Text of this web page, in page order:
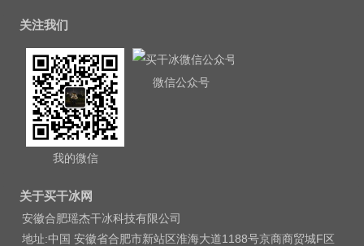
关注我们
我的微信
微信公众号
关于买干冰网
安徽合肥瑶杰干冰科技有限公司
地址:中国 安徽省合肥市新站区淮海大道1188号京商商贸城F区